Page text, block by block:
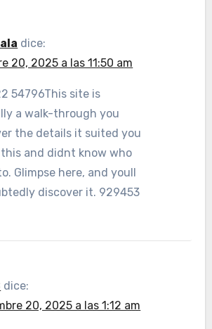
dice:
20, 2025 a las 11:50 am
54796This site is
a walk-through you
the details it suited you
and didnt know who
Glimpse here, and youll
discover it. 929453
dice:
20, 2025 a las 1:12 am